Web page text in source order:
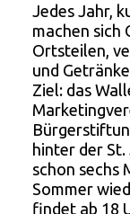
Jedes Jahr,
machen sich
Ortsteilen,
und
Ziel: das
hinter der St.
schon sechs
Sommer
findet ab 18